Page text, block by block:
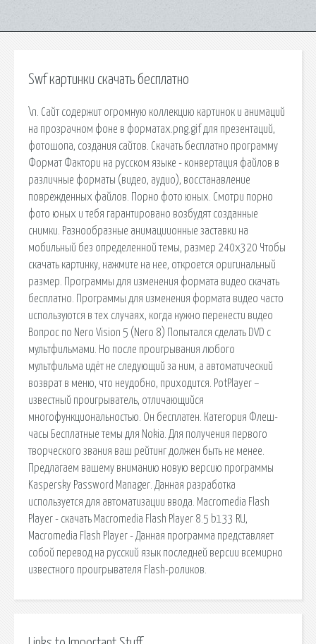
Swf картинки скачать бесплатно
\n. Сайт содержит огромную коллекцию картинок и анимаций
на прозрачном фоне в форматах.png.gif для презентаций,
фотошопа, создания сайтов. Скачать бесплатно программу
Формат Фактори на русском языке - конвертация файлов в
различные форматы (видео, аудио), восстанавление
поврежденных файлов. Порно фото юных. Смотри порно
фото юных и тебя гарантировано возбудят созданные
снимки. Разнообразные анимациионные заставки на
мобильный без определенной темы, размер 240х320 Чтобы
скачать картинку, нажмите на нее, откроется оригинальный
размер. Программы для изменения формата видео скачать
бесплатно. Программы для изменения формата видео часто
используются в тех случаях, когда нужно перенести видео
Вопрос по Nero Vision 5 (Nero 8) Попытался сделать DVD с
мультфильмами. Но после проигрывания любого
мультфильма идёт не следующий за ним, а автоматический
возврат в меню, что неудобно, приходится. PotPlayer –
известный проигрыватель, отличающийся
многофункциональностью. Он бесплатен. Категория Флеш-
часы Бесплатные темы для Nokia. Для получения первого
творческого звания ваш рейтинг должен быть не менее.
Предлагаем вашему вниманию новую версию программы
Kaspersky Password Manager. Данная разработка
используется для автоматизации ввода. Macromedia Flash
Player - скачать Macromedia Flash Player 8.5 b133 RU,
Macromedia Flash Player - Данная программа представляет
собой перевод на русский язык последней версии всемирно
известного проигрывателя Flash-роликов.